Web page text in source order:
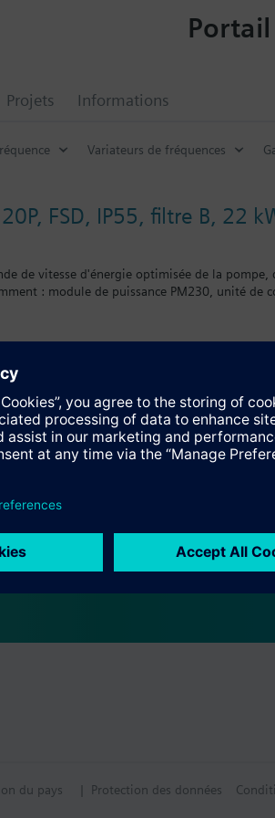
Projets Informations
Portail
Variateurs de fréquences
FSD, IP55, filtre B, 22
de vitesse d'énergie optimisée de la
: module de puissance PM230, unité de
d'obturation, la profondeur
du pays | Protection des données